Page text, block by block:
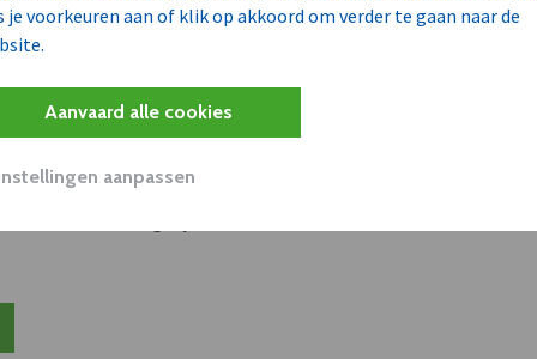
je voorkeuren aan of klik op akkoord om verder te gaan naar de
Aanvaard alle cookies
aanpassen
14 commerciële
aan dit bedrijf verkopen?
klant worden van deze onderneming?
worden mogelijk relevant?